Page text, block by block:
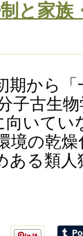
と家
期から
子古生
向いて
境の乾
ある類